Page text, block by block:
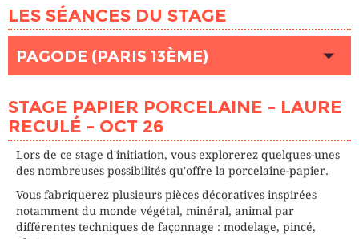
S’INSCRIRE
LES SÉANCES DU STAGE
PAGODE (PARIS 13ÈME)
HEURE 10h00 - 17h00
PLACES DISPONIBLES 5
DATE 22/10/2026
PLACES DISPONIBLES 5
STAGE PAPIER PORCELAINE - LAURE
RECULÉ - OCT 26
Lors de ce stage d'initiation, vous explorerez quelques-unes
des nombreuses possibilités qu'offre la porcelaine-papier.
Vous fabriquerez plusieurs pièces décoratives inspirées
notamment du monde végétal, minéral, animal par
différentes techniques de façonnage : modelage, pincé,